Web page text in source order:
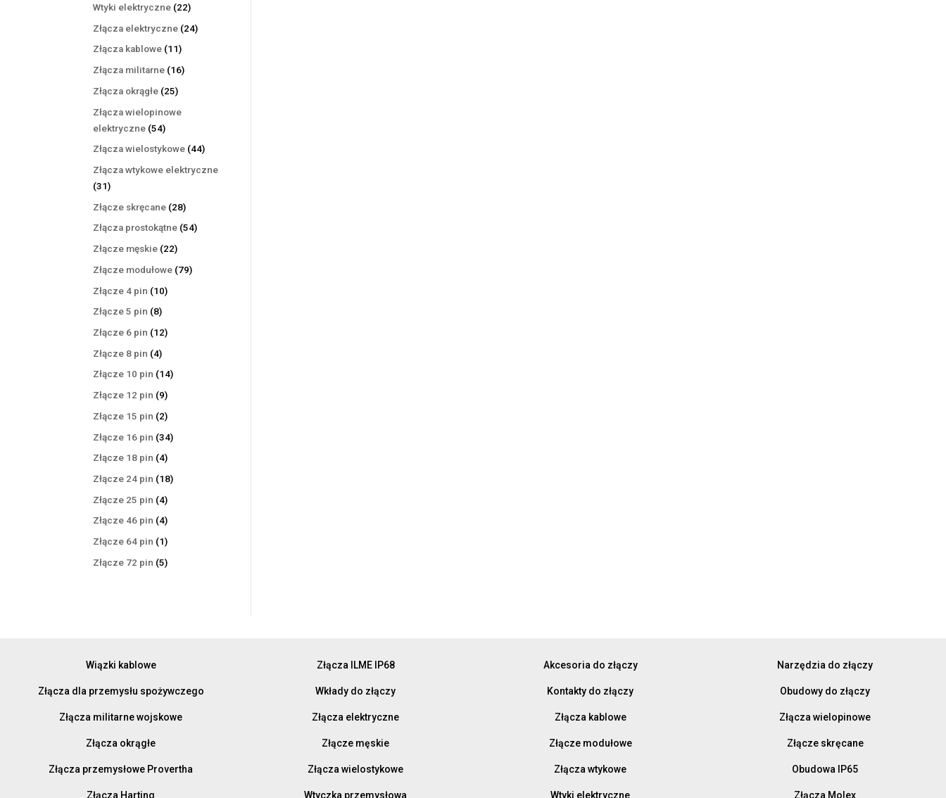
Wtyki elektryczne 2222
produkty
Złącza elektryczne 2424
Złącza kablowe 1111
produktów
Złącza militarne 1616
Złącza okrągłe 2525
Złącza wielopinowe
elektryczne 5454
produkty
Złącza wielostykowe 4444
Złącza wtykowe elektryczne
3131
produktów
Złącze skręcane 2828
produktów
Złącza prostokątne 5454
Złącze męskie 2222
produkty
Złącze modułowe 7979
Złącze 4 pin 1010
Złącze 5 pin 88
produktów
Złącze 6 pin 1212
Złącze 8 pin 44
produkty
Złącze 10 pin 1414
Złącze 12 pin 99
produktów
Złącze 15 pin 22
produkty
Złącze 16 pin 3434
Złącze 18 pin 44
produkty
Złącze 24 pin 1818
Złącze 25 pin 44
produkty
Złącze 46 pin 44
produkty
Złącze 64 pin 11
produkt
Złącze 72 pin 55
Wiązki kablowe
Złącza dla przemysłu spożywczego
Złącza militarne wojskowe
Złącza okrągłe
Złącza przemysłowe Provertha
Złącza Harting
Złącza ILME IP68
Wkłady do złączy
Złącza elektryczne
Złącze męskie
Złącza wielostykowe
Wtyczka przemysłowa
Akcesoria do złączy
Kontakty do złączy
Złącza kablowe
Złącze modułowe
Złącza wtykowe
Wtyki elektryczne
Narzędzia do złączy
Obudowy do złączy
Złącza wielopinowe
Złącze skręcane
Obudowa IP65
Złącza Molex